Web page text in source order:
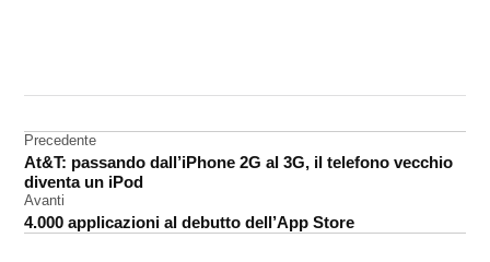
Jonathan
Ive
premio
Navigazione
articoli
Precedente
At&T: passando dall’iPhone 2G al 3G, il telefono vecchio
diventa un iPod
Avanti
4.000 applicazioni al debutto dell’App Store